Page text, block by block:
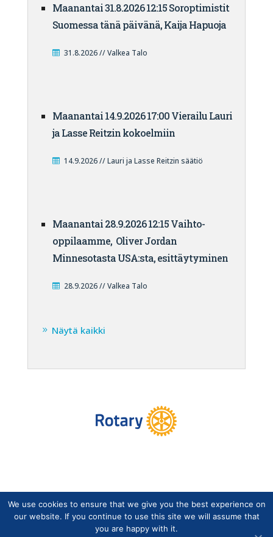
Maanantai 31.8.2026 12:15 Soroptimistit
Suomessa tänä päivänä, Kaija Hapuoja
31.8.2026 // Valkea Talo
Maanantai 14.9.2026 17:00 Vierailu Lauri
ja Lasse Reitzin kokoelmiin
14.9.2026 // Lauri ja Lasse Reitzin säätiö
Maanantai 28.9.2026 12:15 Vaihto-
oppilaamme, Oliver Jordan
Minnesotasta USA:sta, esittäytyminen
28.9.2026 // Valkea Talo
Näytä kaikki
Copyright © Suomen Rotarypalvelu ry 2026 |
Jäsentietojärjestelmän tietosuojaseloste|Henkilötietojen
käsittely Rotarytoiminnassa
We use cookies to ensure that we give you the best experience on
our website. If you continue to use this site we will assume that
you are happy with it.